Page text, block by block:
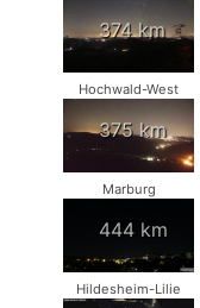
374 km
Hochwald-West
375 km
Marburg
444 km
Hildesheim-Lilie